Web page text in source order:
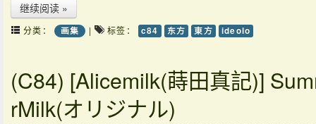
继续阅读 »
分类： 画集 | 标签： c84 东方 東方 ideolo
(C84) [Alicemilk(蒔田真記)]
rMilk(オリジナル)